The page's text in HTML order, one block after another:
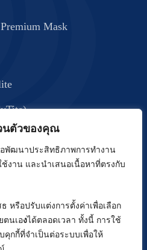
นตัวของคุณ
อพัฒนาประสิทธิภาพการทำงาน
ช้งาน และนำเสนอเนื้อหาที่ตรงกับ
หรือปรับแต่งการตั้งค่าเพื่อเลือก
ตนเองได้ตลอดเวลา ทั้งนี้ การใช้
คุกกี้ที่จำเป็นต่อระบบเพื่อให้
Mask
ายไขมันใต้ผิว
สัดส่วน
Long Hair (Non –